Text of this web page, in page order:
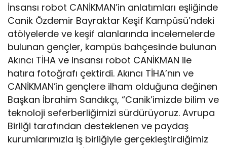
İnsansı robot CANİKMAN’in anlatımları eşliğinde
Canik Özdemir Bayraktar Keşif Kampüsü’ndeki
atölyelerde ve keşif alanlarında incelemelerde
bulunan gençler, kampüs bahçesinde bulunan
Akıncı TİHA ve insansı robot CANİKMAN ile
hatıra fotoğrafı çektirdi. Akıncı TİHA’nın ve
CANİKMAN’in gençlere ilham olduğuna değinen
Başkan İbrahim Sandıkçı, “Canik’imizde bilim ve
teknoloji seferberliğimizi sürdürüyoruz. Avrupa
Birliği tarafından desteklenen ve paydaş
kurumlarımızla iş birliğiyle gerçekleştirdiğimiz